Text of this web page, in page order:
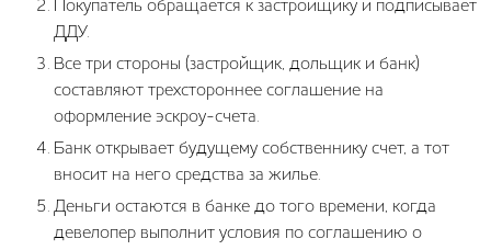
Покупатель обращается к застройщику и подписывает
ДДУ.
Все три стороны (застройщик, дольщик и банк)
составляют трехстороннее соглашение на
оформление эскроу-счета.
Банк открывает будущему собственнику счет, а тот
вносит на него средства за жилье.
Деньги остаются в банке до того времени, когда
девелопер выполнит условия по соглашению о